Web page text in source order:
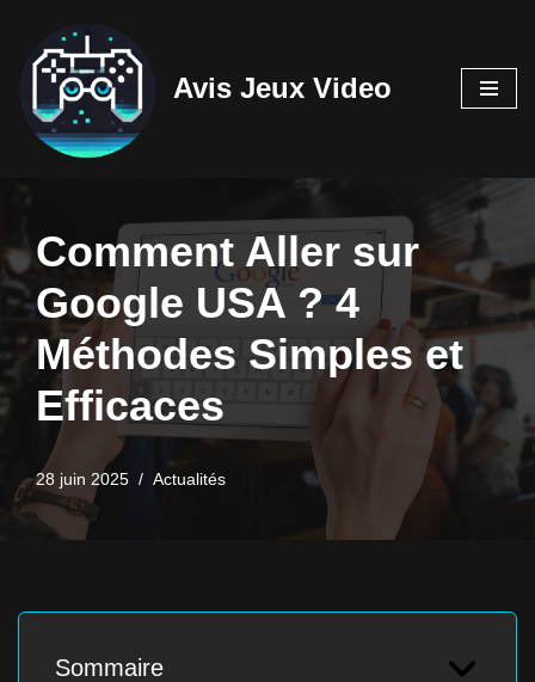
Aller
contenu
Avis Jeux Video
Comment Aller sur
Google USA ? 4
Méthodes Simples et
Efficaces
28 juin 2025 Actualités
Sommaire